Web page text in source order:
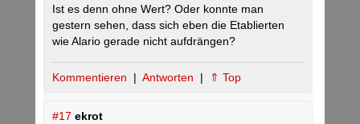
Ist es denn ohne Wert? Oder konnte man
gestern sehen, dass sich eben die Etablierten
wie Alario gerade nicht aufdrängen?
Kommentieren | Antworten | ⇑ Top
#17 ekrot